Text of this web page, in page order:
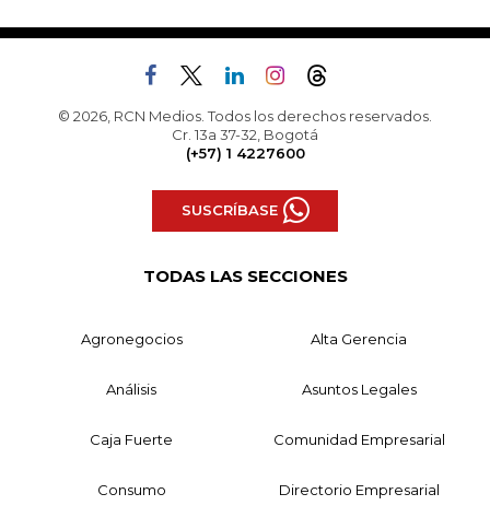
© 2026, RCN Medios. Todos los derechos reservados.
Cr. 13a 37-32, Bogotá
(+57) 1 4227600
SUSCRÍBASE
TODAS LAS SECCIONES
Agronegocios Alta Gerencia
Análisis Asuntos Legales
Caja Fuerte Comunidad Empresarial
Consumo Directorio Empresarial